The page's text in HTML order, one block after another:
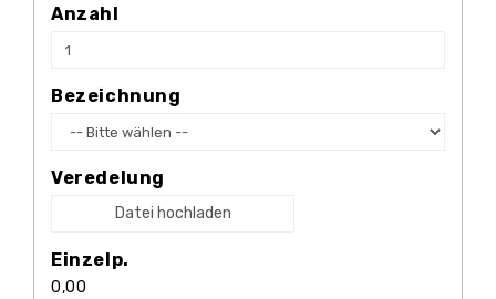
Anzahl
Bezeichnung
Veredelung
Datei hochladen
Einzelp.
0,00